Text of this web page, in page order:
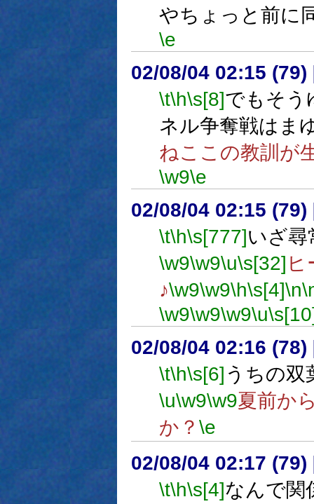
やちょっと前に
\e
02/08/04 02:15 (79)
\t\h\s[8]でもそう
ネル争奪戦はま
ねここの教訓が
\w9\e
02/08/04 02:15 (79)
\t\h\s[777]いざ尋
\w9\w9\u\s[32] ヒ
♪\w9\w9\h\s[4]\n
\w9\w9\w9\u
02/08/04 02:16 (78)
\t\h\s[6] うちの双
\u\w9\w9夏前か
か？ \e
02/08/04 02:17 (79)
\t\h\s[4]なんで関